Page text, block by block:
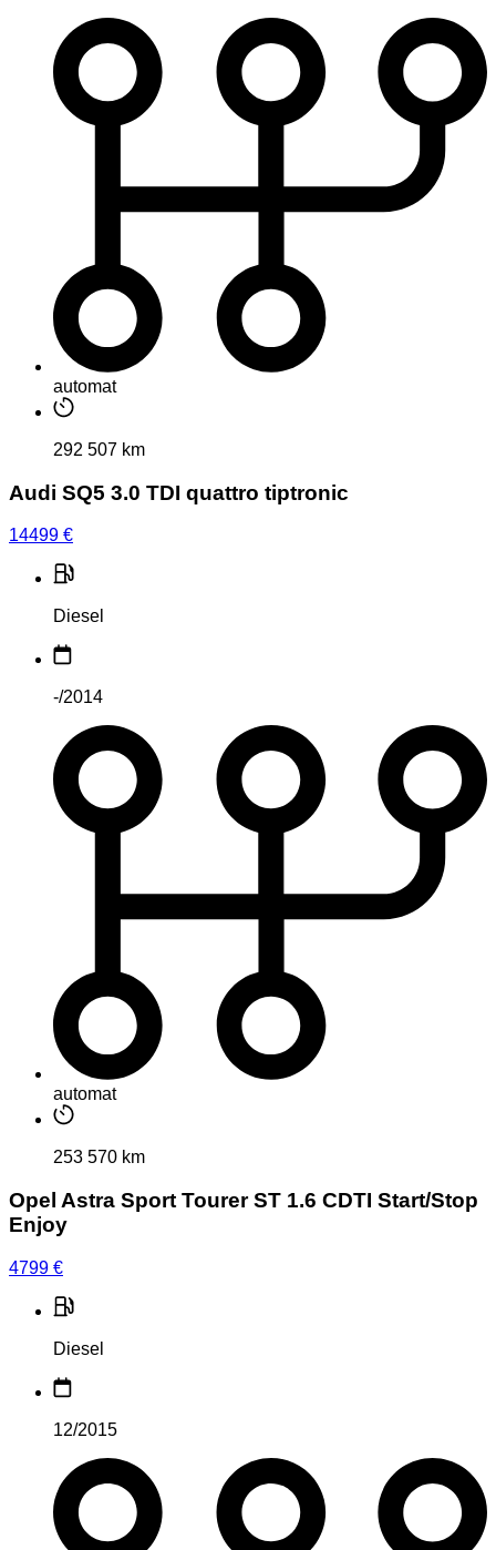
automat
292 507 km
Audi SQ5 3.0 TDI quattro tiptronic
14499 €
Diesel
-/2014
automat
253 570 km
Opel Astra Sport Tourer ST 1.6 CDTI Start/Stop
Enjoy
4799 €
Diesel
12/2015